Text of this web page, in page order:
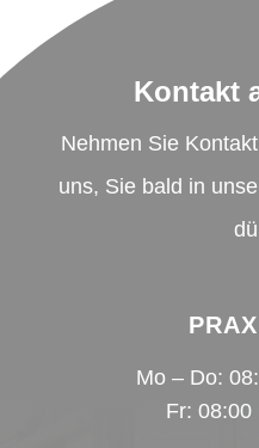
Kontakt
Nehmen Sie
uns, Sie bald in
Mo – Do:
Fr: 08:00